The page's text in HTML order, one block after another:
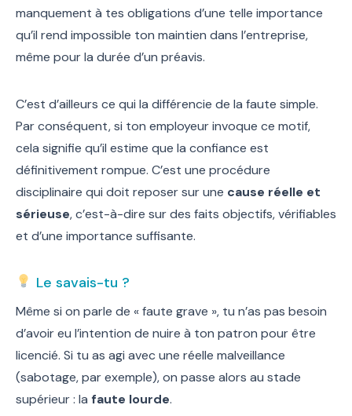
manquement à tes obligations d’une telle importance
qu’il rend impossible ton maintien dans l’entreprise,
même pour la durée d’un préavis.
C’est d’ailleurs ce qui la différencie de la faute simple.
Par conséquent, si ton employeur invoque ce motif,
cela signifie qu’il estime que la confiance est
définitivement rompue. C’est une procédure
disciplinaire qui doit reposer sur une cause réelle et
sérieuse, c’est-à-dire sur des faits objectifs, vérifiables
et d’une importance suffisante.
Le savais-tu ?
Même si on parle de « faute grave », tu n’as pas besoin
d’avoir eu l’intention de nuire à ton patron pour être
licencié. Si tu as agi avec une réelle malveillance
(sabotage, par exemple), on passe alors au stade
supérieur : la faute lourde.